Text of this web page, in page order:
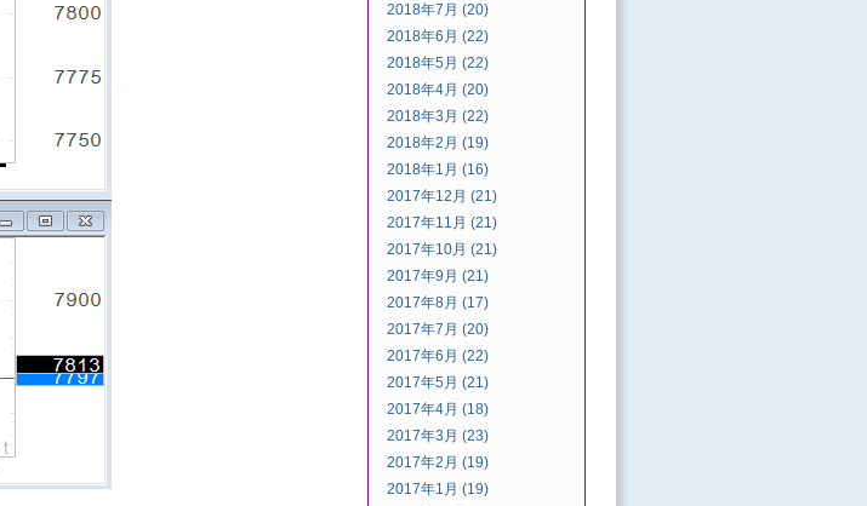
2018年7月 (20)
2018年6月 (22)
2018年5月 (22)
2018年4月 (20)
2018年3月 (22)
2018年2月 (19)
2018年1月 (16)
2017年12月 (21)
2017年11月 (21)
2017年10月 (21)
2017年9月 (21)
2017年8月 (17)
2017年7月 (20)
2017年6月 (22)
2017年5月 (21)
2017年4月 (18)
2017年3月 (23)
2017年2月 (19)
2017年1月 (19)